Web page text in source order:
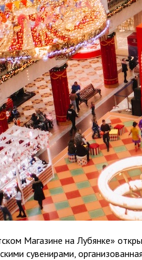
Магазине на Лубянке»
сувенирами,